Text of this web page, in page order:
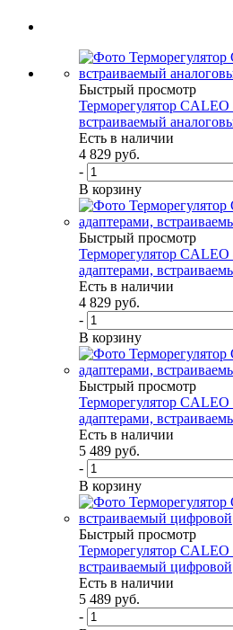
Быстрый просмотр
Терморегулятор CALEO
встраиваемый
Есть в наличии
4 829 руб.
-
В корзину
Быстрый просмотр
Терморегулятор
адаптерами,
Есть в наличии
4 829 руб.
-
В корзину
Быстрый просмотр
Терморегулятор
адаптерами,
Есть в наличии
5 489 руб.
-
В корзину
Быстрый просмотр
Терморегулятор CALEO
встраиваемый цифровой
Есть в наличии
5 489 руб.
-